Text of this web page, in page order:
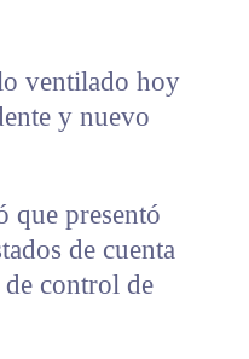
ventilado hoy
y nuevo
que presentó
de cuenta
de control de